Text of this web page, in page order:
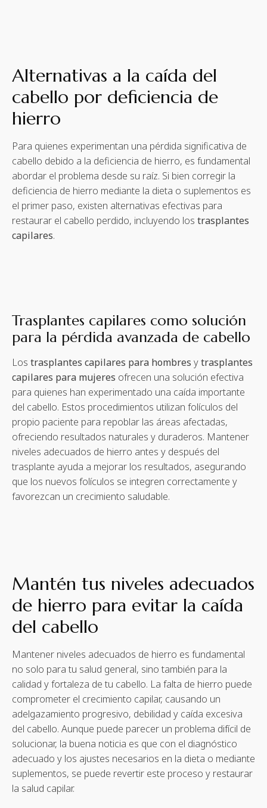
Alternativas a la caída del
cabello por deficiencia de
hierro
Para quienes experimentan una pérdida significativa de
cabello debido a la deficiencia de hierro, es fundamental
abordar el problema desde su raíz. Si bien corregir la
deficiencia de hierro mediante la dieta o suplementos es
el primer paso, existen alternativas efectivas para
restaurar el cabello perdido, incluyendo los trasplantes
capilares.
Trasplantes capilares como solución
para la pérdida avanzada de cabello
Los trasplantes capilares para hombres ytrasplantes
capilares para mujeres ofrecen una solución efectiva
para quienes han experimentado una caída importante
del cabello. Estos procedimientos utilizan folículos del
propio paciente para repoblar las áreas afectadas,
ofreciendo resultados naturales y duraderos. Mantener
niveles adecuados de hierro antes y después del
trasplante ayuda a mejorar los resultados, asegurando
que los nuevos folículos se integren correctamente y
favorezcan un crecimiento saludable.
Mantén tus niveles adecuados
de hierro para evitar la caída
del cabello
Mantener niveles adecuados de hierro es fundamental
no solo para tu salud general, sino también para la
calidad y fortaleza de tu cabello. La falta de hierro puede
comprometer el crecimiento capilar, causando un
adelgazamiento progresivo, debilidad y caída excesiva
del cabello. Aunque puede parecer un problema difícil de
solucionar, la buena noticia es que con el diagnóstico
adecuado y los ajustes necesarios en la dieta o mediante
suplementos, se puede revertir este proceso y restaurar
la salud capilar.